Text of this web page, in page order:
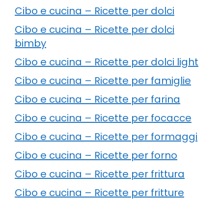
Cibo e cucina – Ricette per dolci
Cibo e cucina – Ricette per dolci
bimby
Cibo e cucina – Ricette per dolci light
Cibo e cucina – Ricette per famiglie
Cibo e cucina – Ricette per farina
Cibo e cucina – Ricette per focacce
Cibo e cucina – Ricette per formaggi
Cibo e cucina – Ricette per forno
Cibo e cucina – Ricette per frittura
Cibo e cucina – Ricette per fritture